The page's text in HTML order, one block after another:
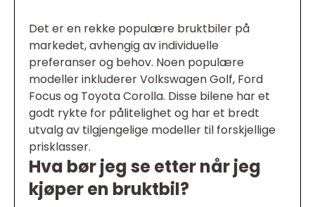
Det er en rekke populære bruktbiler på
markedet, avhengig av individuelle
preferanser og behov. Noen populære
modeller inkluderer Volkswagen Golf, Ford
Focus og Toyota Corolla. Disse bilene har et
godt rykte for pålitelighet og har et bredt
utvalg av tilgjengelige modeller til forskjellige
prisklasser.
Hva bør jeg se etter når jeg
kjøper en bruktbil?